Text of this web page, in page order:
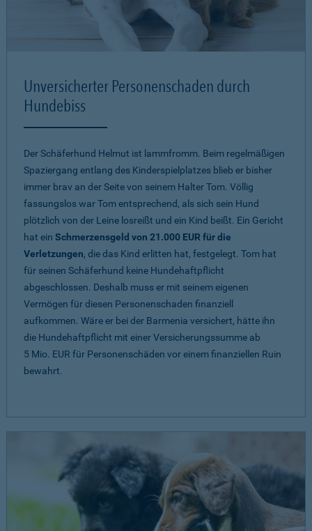
Unversicherter Personenschaden durch
Hundebiss
Der Schäferhund Helmut ist lammfromm. Beim regelmäßigen
Spaziergang entlang des Kinderspielplatzes blieb er bisher
immer brav an der Seite von seinem Halter Tom. Völlig
fassungslos war Tom entsprechend, als sich sein Hund
plötzlich von der Leine losreißt und ein Kind beißt. Ein Gericht
hat ein Schmerzensgeld von 21.000 EUR für die
Verletzungen, die das Kind erlitten hat, festgelegt. Tom hat
für seinen Schäferhund keine Hundehaftpflicht
abgeschlossen. Deshalb muss er mit seinem eigenen
Vermögen für diesen Personenschaden finanziell
aufkommen. Wäre er bei der Barmenia versichert, hätte ihn
die Hundehaftpflicht mit einer Versicherungssumme ab
5 Mio. EUR für Personenschäden vor einem finanziellen Ruin
bewahrt.